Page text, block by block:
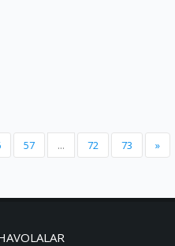
57 ... 72 73 »